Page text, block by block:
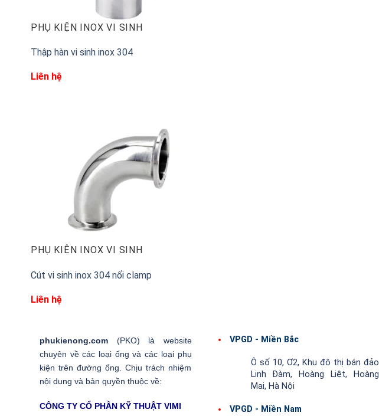
PHỤ KIỆN INOX VI SINH
Thập hàn vi sinh inox 304
Liên hệ
PHỤ KIỆN INOX VI SINH
Cút vi sinh inox 304 nối clamp
Liên hệ
phukienong.com (PKO) là website
chuyên về các loại ống và các loại phụ
kiện trên đường ống. Chịu trách nhiệm
nội dung và bản quyền thuộc về:
CÔNG TY CỔ PHẦN KỸ THUẬT VIMI
VPGD - Miền Bắc
Ô số 10, Ơ2, Khu đô thị bán đảo
Linh Đàm, Hoàng Liệt, Hoàng
Mai, Hà Nội
VPGD - Miền Nam